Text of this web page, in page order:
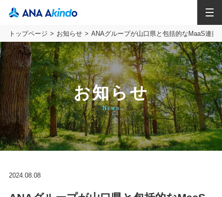
トップページ お知らせ ANAグループが山口県と包括的なMaaS連
お知らせ
News
2024.08.08